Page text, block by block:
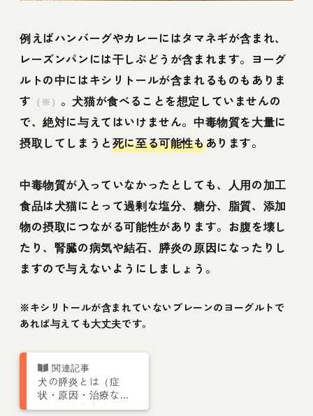
例えばハンバーグやカレーにはタマネギが含まれ、
レーズンパンには干しぶどうが含まれます。ヨーグ
ルトの中にはキシリトールが含まれるものもありま
す （※） 。犬猫が食べることを想定していませんの
で、絶対に与えてはいけません。中毒物質を大量に
摂取してしまうと死に至る可能性もあります。
中毒物質が入っていなかったとしても、人用の加工
食品は犬猫にとって過剰な塩分、糖分、脂質、添加
物の摂取につながる可能性があります。お腹を壊し
たり、腎臓の病気や結石、膵炎の原因になったりし
ますので与えないようにしましょう。
※キシリトールが含まれていないプレーンのヨーグルトで
あれば与えても大丈夫です。
犬の膵炎とは（症
状・原因・治療な
ど）｜食事療法や予